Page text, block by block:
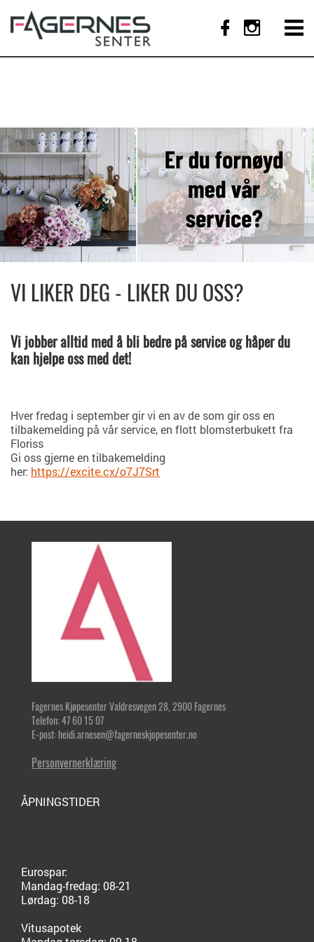
VI LIKER DEG - LIKER DU OSS?
Vi jobber alltid med å bli bedre på service og håper du
kan hjelpe oss med det!
Hver fredag i september gir vi en av de som gir oss en
tilbakemelding på vår service, en flott blomsterbukett fra
Floriss
Gi oss gjerne en tilbakemelding
her: https://excite.cx/o7J7Srt
Fagernes Kjøpesenter Valdresvegen 28, 2900 Fagernes
Telefon: 47 60 15 07
E-post: heidi.arnesen@fagerneskjopesenter.no
Personvernerklæring
ÅPNINGSTIDER
Eurospar:
Mandag-fredag: 08-21
Lørdag: 08-18
Vitusapotek